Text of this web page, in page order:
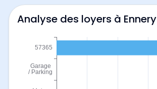
Analyse des loyers à Ennery